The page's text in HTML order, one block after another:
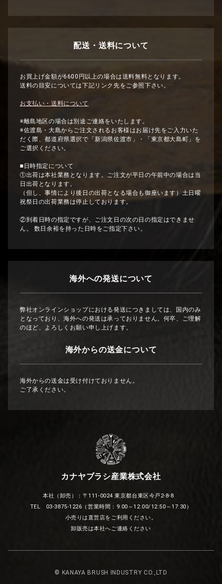
配送・送料について
お買上げ金額が6600円以上の場合は送料無料となります。
送料の目安については下記リンク先をご参照下さい。
お支払い・送料について
※離島地区の場合は別途ご連絡をいたします。
※佐渡島・大島からご注文されるお客様はお届け先をご入力いた
だく際、都道府県選択で「新潟県佐渡市」・「東京都大島町」を
ご選択ください。
■日時指定について
①出荷は本社業務となります。ご注文が平日の午前中の場合は当
日出荷となります。
（但し、事情により後日の出荷となる場合も御座います）土日曜
祝祭日の出荷業務は停止しております。
②到着日時の指定ですが、ご注文日の次の日の指定はできませ
ん。 数日余裕を持った日時をご指定下さい。
海外への発送について
弊社オンラインショップにおける発送につきましては、国内のみ
となっており、海外への発送は承っておりません。何卒、ご理解
のほど、よろしくお願い申し上げます。
海外からの送金について
海外からの送金は受け付けておりません。
ご了承ください。
カナヤブラシ産業株式会社
本社（卸売）：〒111-0024 東京都台東区今戸2-8-8
TEL 03-3875-1226（営業時間：9:00～12:00/12:50～17:30）
小売りは直営店をご利用ください。
卸販売は本社へご連絡ください
© KANAYA BRUSH INDUSTRY CO.,LTD